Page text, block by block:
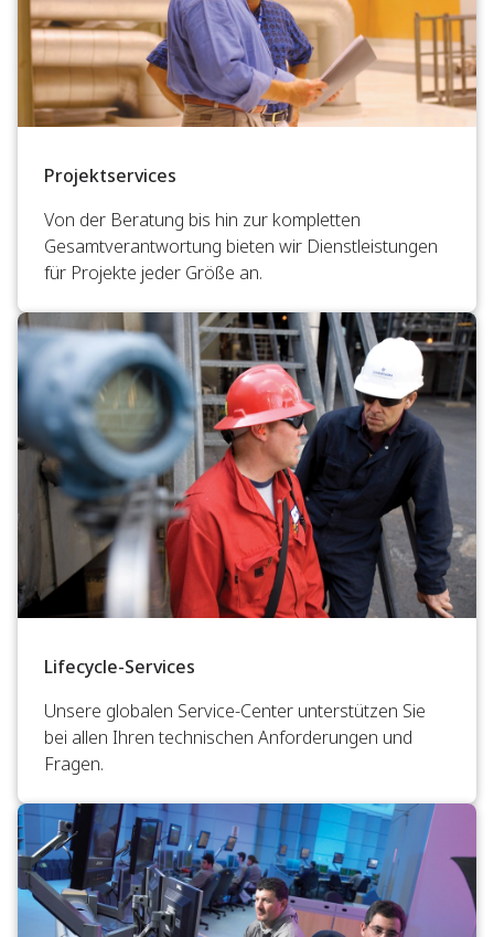
Projektservices
Von der Beratung bis hin zur kompletten
Gesamtverantwortung bieten wir Dienstleistungen
für Projekte jeder Größe an.
Lifecycle-Services
Unsere globalen Service-Center unterstützen Sie
bei allen Ihren technischen Anforderungen und
Fragen.